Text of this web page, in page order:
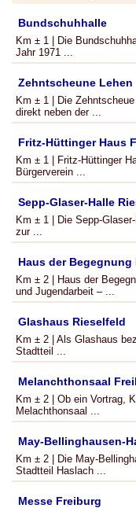
Bundschuhhalle
Km ± 1 | Die
Jahr 1971 ...
Zehntscheune Lehen
Km ± 1 | Die
direkt neben der ...
Fritz-Hüttinger Haus
Km ± 1 | Fritz-Hüttinger
Bürgerverein ...
Sepp-Glaser-Halle
Km ± 1 | Die Sepp-
zur ...
Haus der
Km ± 2 | Haus der
und Jugendarbeit – ...
Glashaus Rieselfeld
Km ± 2 | Als Glashaus
Stadtteil ...
Melanchthonsaal
Km ± 2 | Ob ein Vortrag,
Melachthonsaal ...
May-Bellinghausen-
Km ± 2 | Die May-
Stadtteil Haslach ...
Messe Freiburg